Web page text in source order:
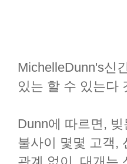
MichelleDunn's신
있는 할 수 있는다
Dunn에 따르면,
불사이 몇몇 고객,